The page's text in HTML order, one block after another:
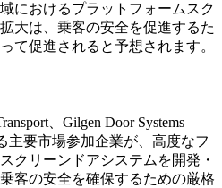
におけるプラットフォームスク
大は、乗客の安全を促進するた
て促進されると予想されます。
、Gilgen Door Systems
主要市場参加企業が、高度なフ
クリーンドアシステムを開発・
客の安全を確保するための厳格